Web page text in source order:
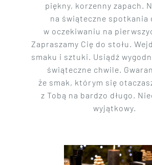
piękny, korzenny zapach.
na świąteczne spotkania
w oczekiwaniu na
Zapraszamy Cię do stołu.
smaku i sztuki. Usiądź
świąteczne chwile.
że smak, którym się
z Tobą na bardzo długo.
wyjątkowy.